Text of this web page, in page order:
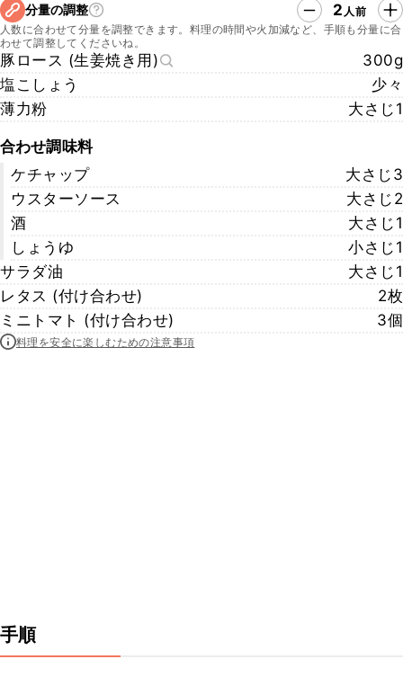
分量の調整 2 人前
人数に合わせて分量を調整できます。料理の時間や火加減など、手順も分量に合
わせて調整してくださいね。
豚ロース (生姜焼き用)
300g
塩こしょう
少々
薄力粉
大さじ1
合わせ調味料
ケチャップ
大さじ3
ウスターソース
大さじ2
酒
大さじ1
しょうゆ
小さじ1
サラダ油
大さじ1
レタス (付け合わせ)
2枚
ミニトマト (付け合わせ)
3個
料理を安全に楽しむための注意事項
手順